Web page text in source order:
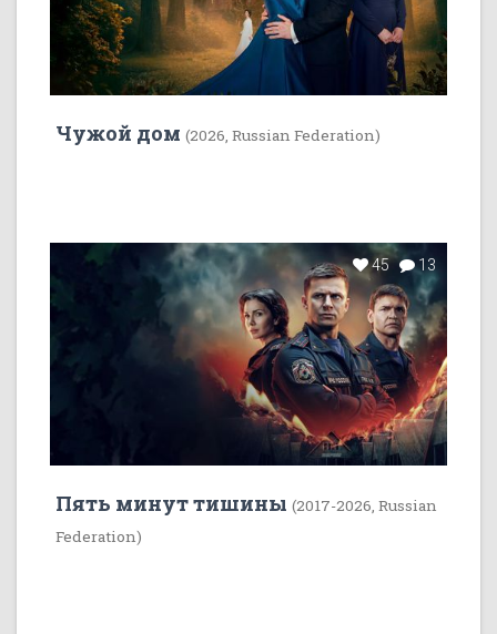
Чужой дом (2026, Russian Federation)
45 13
Пять минут тишины (2017-2026, Russian
Federation)